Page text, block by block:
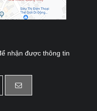
nhận được thông tin